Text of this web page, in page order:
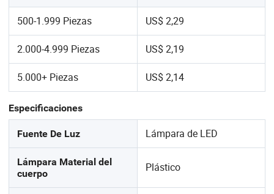
500-1.999 Piezas US$ 2,29
2.000-4.999 Piezas US$ 2,19
5.000+ Piezas US$ 2,14
Especificaciones
Fuente De Luz Lámpara de LED
Lámpara Material del
cuerpo
Plástico